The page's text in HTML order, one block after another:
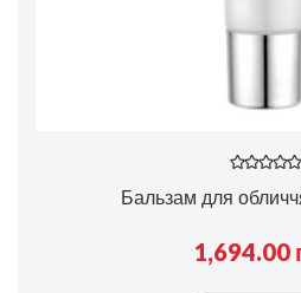
Бальзам для
1,694.00